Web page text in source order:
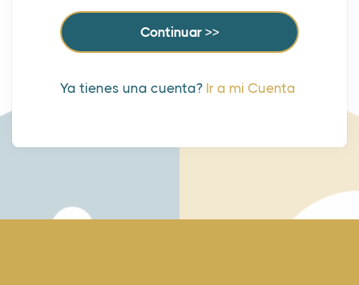
Ya tienes una cuenta? Ir a mi Cuenta